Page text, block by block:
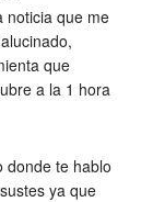
noticia que me
que
a la 1 hora
donde te hablo
ya que